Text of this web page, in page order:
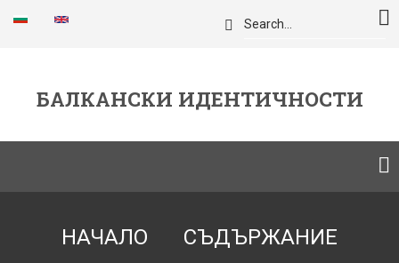
Търси
БАЛКАНСКИ ИДЕНТИЧНОСТИ
Breadcrumb
НАЧАЛО
СЪДЪРЖАНИЕ